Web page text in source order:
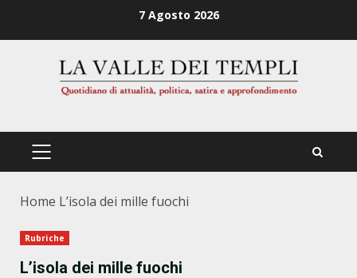
7 Agosto 2026
PRIMÄRES
Home L’isola dei mille fuochi
Rubriche
L’isola dei mille fuochi